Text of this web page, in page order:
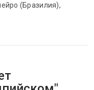
(Бразилия),